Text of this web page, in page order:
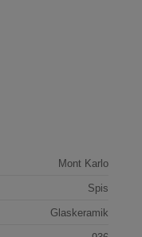
Mont Karlo
Spis
Glaskeramik